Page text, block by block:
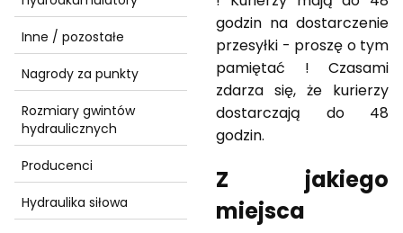
Inne / pozostałe
Nagrody za punkty
Rozmiary gwintów
hydraulicznych
Producenci
Hydraulika siłowa
godzin na dostarczenie
przesyłki - proszę o tym
pamiętać ! Czasami
zdarza się, że kurierzy
dostarczają do 48
godzin.
Z jakiego
miejsca